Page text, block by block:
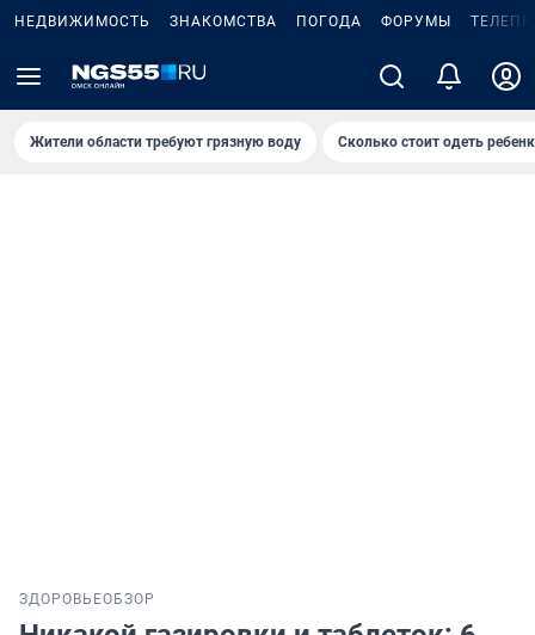
НЕДВИЖИМОСТЬ ЗНАКОМСТВА ПОГОДА ФОРУМЫ
Жители области требуют грязную воду Сколько стоит одеть
ЗДОРОВЬЕОБЗОР